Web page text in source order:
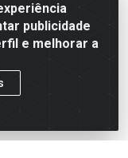
publicidade
e melhorar a